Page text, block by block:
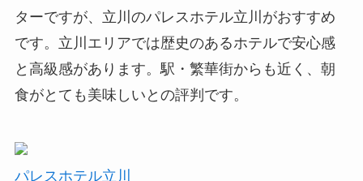
ターですが、立川のパレスホテル立川がおすすめ
です。立川エリアでは歴史のあるホテルで安心感
と高級感があります。駅・繁華街からも近く、朝
食がとても美味しいとの評判です。
パレスホテル立川